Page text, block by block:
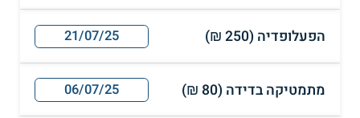
הפעלופדיה (250 ₪) 21/07/25
מתמטיקה בדידה (80 ₪) 06/07/25